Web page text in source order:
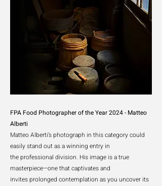
FPA Food Photographer of the Year 2024 - Matteo
Alberti
Matteo Alberti’s photograph in this category could
easily stand out as a winning entry in
the professional division. His image is a true
masterpiece—one that captivates and
invites prolonged contemplation as you uncover its